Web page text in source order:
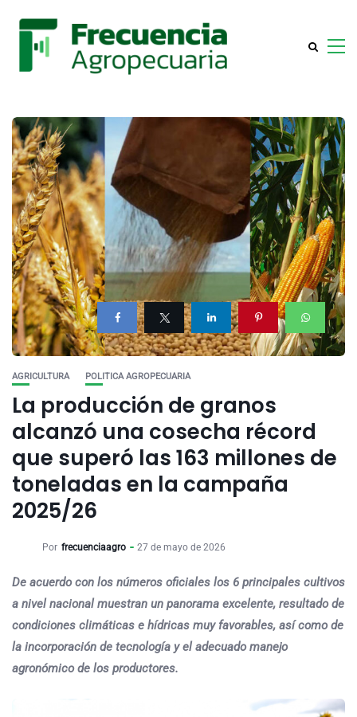
AGRICULTURA POLITICA AGROPECUARIA
La producción de granos
alcanzó una cosecha récord
que superó las 163 millones de
toneladas en la campaña
2025/26
Por frecuenciaagro 27 de mayo de 2026
De acuerdo con los números oficiales los 6 principales cultivos
a nivel nacional muestran un panorama excelente, resultado de
condiciones climáticas e hídricas muy favorables, así como de
la incorporación de tecnología y el adecuado manejo
agronómico de los productores.